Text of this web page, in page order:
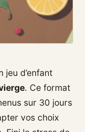
jeu d’enfant
. Ce format
sur 30 jours
vos choix